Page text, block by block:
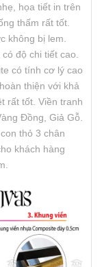
họa tiết in trên
thấm rất tốt.
không bị lem.
độ chi tiết cao.
có tính cơ lý cao
thiện với khả
rất tốt. Viền tranh
Đồng, Giả Gỗ.
thỏ 3 chân
khách hàng